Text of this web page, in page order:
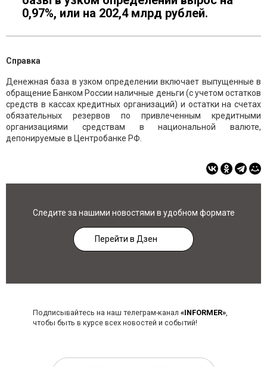
0,97%, или на 202,4 млрд рублей.
Справка
Денежная база в узком определении включает выпущенные в
обращение Банком России наличные деньги (с учетом остатков
средств в кассах кредитных организаций) и остатки на счетах
обязательных резервов по привлеченным кредитными
организациями средствам в национальной валюте,
депонируемые в Центробанке РФ.
Следите за нашими новостями в удобном формате
Перейти в Дзен
Подписывайтесь на наш телеграм-канал «INFORMER»,
чтобы быть в курсе всех новостей и событий!